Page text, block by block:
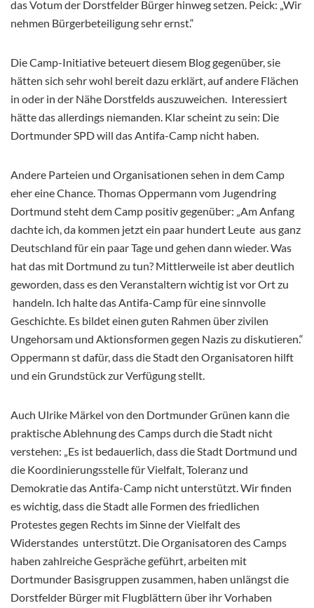
das Votum der Dorstfelder Bürger hinweg setzen. Peick: „Wir
nehmen Bürgerbeteiligung sehr ernst.“
Die Camp-Initiative beteuert diesem Blog gegenüber, sie
hätten sich sehr wohl bereit dazu erklärt, auf andere Flächen
in oder in der Nähe Dorstfelds auszuweichen. Interessiert
hätte das allerdings niemanden. Klar scheint zu sein: Die
Dortmunder SPD will das Antifa-Camp nicht haben.
Andere Parteien und Organisationen sehen in dem Camp
eher eine Chance. Thomas Oppermann vom Jugendring
Dortmund steht dem Camp positiv gegenüber: „Am Anfang
dachte ich, da kommen jetzt ein paar hundert Leute aus ganz
Deutschland für ein paar Tage und gehen dann wieder. Was
hat das mit Dortmund zu tun? Mittlerweile ist aber deutlich
geworden, dass es den Veranstaltern wichtig ist vor Ort zu
handeln. Ich halte das Antifa-Camp für eine sinnvolle
Geschichte. Es bildet einen guten Rahmen über zivilen
Ungehorsam und Aktionsformen gegen Nazis zu diskutieren.“
Oppermann st dafür, dass die Stadt den Organisatoren hilft
und ein Grundstück zur Verfügung stellt.
Auch Ulrike Märkel von den Dortmunder Grünen kann die
praktische Ablehnung des Camps durch die Stadt nicht
verstehen: „Es ist bedauerlich, dass die Stadt Dortmund und
die Koordinierungsstelle für Vielfalt, Toleranz und
Demokratie das Antifa-Camp nicht unterstützt. Wir finden
es wichtig, dass die Stadt alle Formen des friedlichen
Protestes gegen Rechts im Sinne der Vielfalt des
Widerstandes unterstützt. Die Organisatoren des Camps
haben zahlreiche Gespräche geführt, arbeiten mit
Dortmunder Basisgruppen zusammen, haben unlängst die
Dorstfelder Bürger mit Flugblättern über ihr Vorhaben